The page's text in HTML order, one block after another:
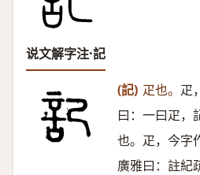
说文解字注·記
(記) 疋也。 疋
曰：一曰疋，
也。疋，今字
廣雅曰：註紀